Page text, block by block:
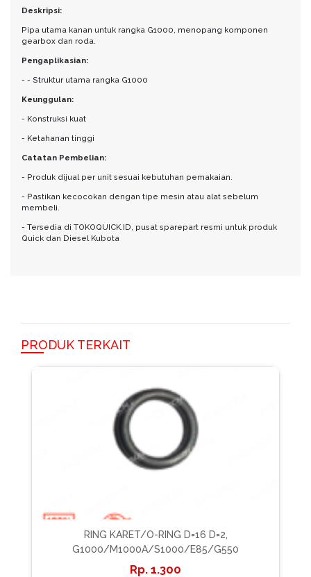
Deskripsi:
Pipa utama kanan untuk rangka G1000, menopang komponen
gearbox dan roda.
Pengaplikasian:
- - Struktur utama rangka G1000
Keunggulan:
- Konstruksi kuat
- Ketahanan tinggi
Catatan Pembelian:
- Produk dijual per unit sesuai kebutuhan pemakaian.
- Pastikan kecocokan dengan tipe mesin atau alat sebelum
membeli.
- Tersedia di TOKOQUICK.ID, pusat sparepart resmi untuk produk
Quick dan Diesel Kubota
PRODUK TERKAIT
RING KARET/O-RING D=16 D=2,
G1000/M1000A/S1000/E85/G550
1.300